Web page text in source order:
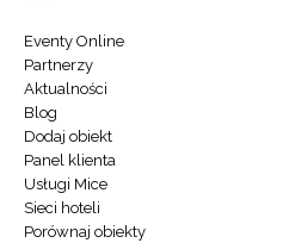
Eventy Online
Partnerzy
Aktualności
Blog
Dodaj obiekt
Panel klienta
Usługi Mice
Sieci hoteli
Porównaj obiekty